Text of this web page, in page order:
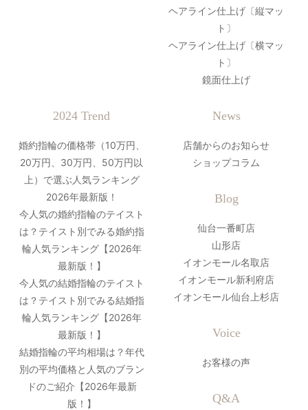
ヘアライン仕上げ〔縦マッ
ト〕
ヘアライン仕上げ〔横マッ
ト〕
鏡面仕上げ
2024 Trend
婚約指輪の価格帯（10万円、
20万円、30万円、50万円以
上）で選ぶ人気ランキング
2026年最新版！
今人気の婚約指輪のテイスト
は？テイスト別でみる婚約指
輪人気ランキング【2026年
最新版！】
今人気の結婚指輪のテイスト
は？テイスト別でみる結婚指
輪人気ランキング【2026年
最新版！】
結婚指輪の平均相場は？年代
別の平均価格と人気のブラン
ドのご紹介【2026年最新
版！】
News
店舗からのお知らせ
ショップコラム
Blog
仙台一番町店
山形店
イオンモール名取店
イオンモール新利府店
イオンモール仙台上杉店
Voice
お客様の声
Q&A